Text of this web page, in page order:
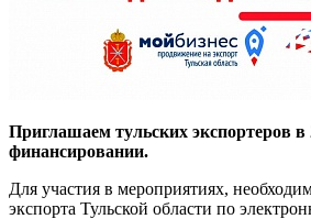
Приглашаем тульских экспортеров
финансировании.
Для участия в мероприятиях,
экспорта Тульской области по